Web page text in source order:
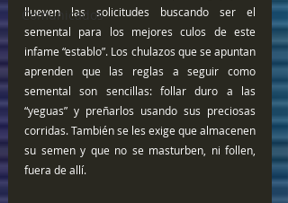
Comunicados
llueven las solicitudes buscando ser el
semental para los mejores culos de este
infame “establo”. Los chulazos que se apuntan
aprenden que las reglas a seguir como
semental son sencillas: follar duro a las
“yeguas” y preñarlos usando sus preciosas
corridas. También se les exige que almacenen
su semen y que no se masturben, ni follen,
fuera de allí.